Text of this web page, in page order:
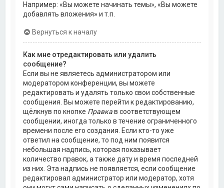
Например: «Вы можете начинать темы», «Вы можете
добавлять вложения» и т.п.
Вернуться к началу
Как мне отредактировать или удалить
сообщение?
Если вы не являетесь администратором или
модератором конференции, вы можете
редактировать и удалять только свои собственные
сообщения. Вы можете перейти к редактированию,
щёлкнув по кнопке Правкав соответствующем
сообщении, иногда только в течение ограниченного
времени после его создания. Если кто-то уже
ответил на сообщение, то под ним появится
небольшая надпись, которая показывает
количество правок, а также дату и время последней
из них. Эта надпись не появляется, если сообщение
редактировал администратор или модератор, хотя